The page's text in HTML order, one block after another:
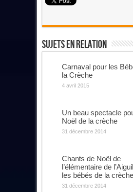
Sujets En Relation
Carnaval pour les
la Crèche
4 avril 2015
Un beau spectacle
Noël de la crèche
31 décembre 2014
Chants de Noël de
l’élémentaire de
les bébés de la crèche
31 décembre 2014